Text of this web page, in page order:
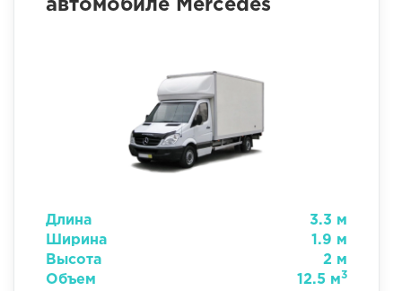
автомобиле Mercedes
Длина
3.3 м
Ширина
1.9 м
Высота
2 м
Объем
12.5 м3